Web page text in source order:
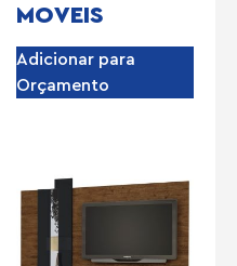
MOVEIS
Adicionar para
Orçamento